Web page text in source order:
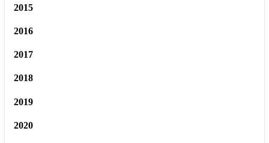
2015
2016
2017
2018
2019
2020